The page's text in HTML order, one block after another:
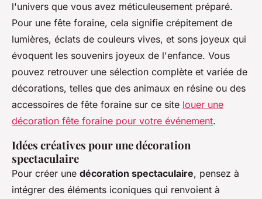
l'univers que vous avez méticuleusement préparé.
Pour une fête foraine, cela signifie crépitement de
lumières, éclats de couleurs vives, et sons joyeux qui
évoquent les souvenirs joyeux de l'enfance. Vous
pouvez retrouver une sélection complète et variée de
décorations, telles que des animaux en résine ou des
accessoires de fête foraine sur ce site louer une
décoration fête foraine pour votre événement.
Idées créatives pour une décoration
spectaculaire
Pour créer une décoration spectaculaire, pensez à
intégrer des éléments iconiques qui renvoient à